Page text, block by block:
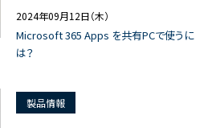
2024年09月12日（木）
Microsoft 365 Apps を共有PCで使うに
は？
製品情報